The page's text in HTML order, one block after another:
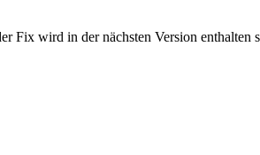
Fix wird in der nächsten Version enthalten